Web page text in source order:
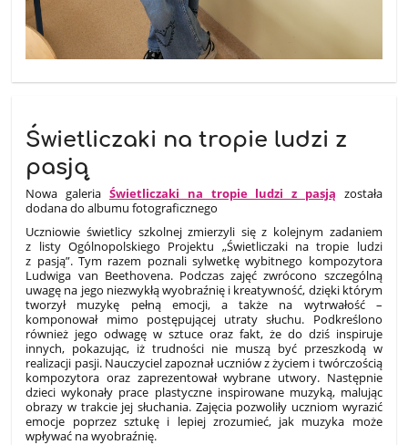
Świetliczaki na tropie ludzi z
pasją
Nowa galeria Świetliczaki na tropie ludzi z pasją została
dodana do albumu fotograficznego
Uczniowie świetlicy szkolnej zmierzyli się z kolejnym zadaniem
z listy Ogólnopolskiego Projektu „Świetliczaki na tropie ludzi
z pasją”. Tym razem poznali sylwetkę wybitnego kompozytora
Ludwiga van Beethovena. Podczas zajęć zwrócono szczególną
uwagę na jego niezwykłą wyobraźnię i kreatywność, dzięki którym
tworzył muzykę pełną emocji, a także na wytrwałość –
komponował mimo postępującej utraty słuchu. Podkreślono
również jego odwagę w sztuce oraz fakt, że do dziś inspiruje
innych, pokazując, iż trudności nie muszą być przeszkodą w
realizacji pasji. Nauczyciel zapoznał uczniów z życiem i twórczością
kompozytora oraz zaprezentował wybrane utwory. Następnie
dzieci wykonały prace plastyczne inspirowane muzyką, malując
obrazy w trakcie jej słuchania. Zajęcia pozwoliły uczniom wyrazić
emocje poprzez sztukę i lepiej zrozumieć, jak muzyka może
wpływać na wyobraźnię.